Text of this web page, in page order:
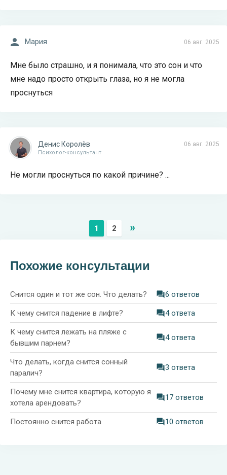
06 авг. 2025
Мария
Мне было страшно, и я понимала, что это сон и что
мне надо просто открыть глаза, но я не могла
проснуться
06 авг. 2025
Денис Королёв
Психолог-консультант
Не могли проснуться по какой причине? ...
1 2 »
Похожие консультации
Снится один и тот же сон. Что делать? 6 ответов
К чему снится падение в лифте? 4 ответа
К чему снится лежать на пляже с
бывшим парнем?
4 ответа
Что делать, когда снится сонный
паралич?
3 ответа
Почему мне снится квартира, которую я
хотела арендовать?
17 ответов
Постоянно снится работа 10 ответов